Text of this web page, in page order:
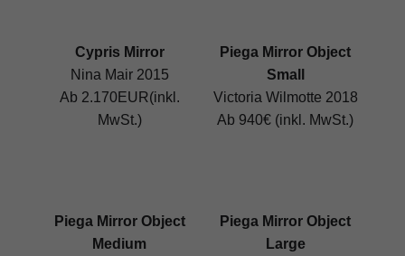
Cypris Mirror
Nina Mair 2015
Ab 2.170EUR(inkl.
MwSt.)
Piega Mirror Object
Small
Victoria Wilmotte 2018
Ab 940€ (inkl. MwSt.)
Piega Mirror Object
Medium
Piega Mirror Object
Large